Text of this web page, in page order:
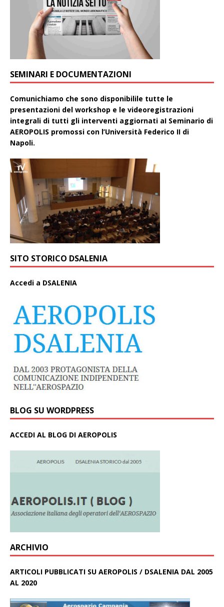
SEMINARI E DOCUMENTAZIONI
Comunichiamo che sono disponibilile tutte le
presentazioni del workshop e le videoregistrazioni
integrali di tutti gli interventi aggiornati aI Seminario di
AEROPOLIS promossi con l’Università Federico II di
Napoli.
SITO STORICO DSALENIA
Accedi a DSALENIA
BLOG SU WORDPRESS
ACCEDI AL BLOG DI AEROPOLIS
ARCHIVIO
ARTICOLI PUBBLICATI SU AEROPOLIS / DSALENIA DAL 2005
AL 2020